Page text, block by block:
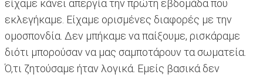
είχαμε κάνει απεργία την πρώτη εβδομάδα που
εκλεγήκαμε. Είχαμε ορισμένες διαφορές με την
ομοσπονδία. Δεν μπήκαμε να παίξουμε, ρισκάραμε
διότι μπορούσαν να μας σαμποτάρουν τα σωματεία.
Ό,τι ζητούσαμε ήταν λογικά. Εμείς βασικά δεν